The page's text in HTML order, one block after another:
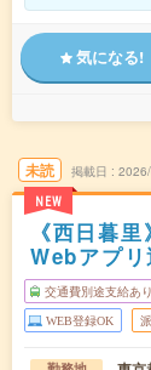
気になる!
未読
NEW
掲載日
《西日暮
Webアプリ
交通費別途支給あり
WEB登録OK